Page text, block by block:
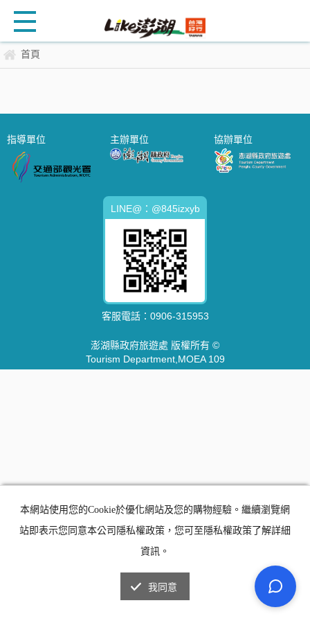
首頁
指導單位 主辦單位 協辦單位
LINE@：@845izxyb
客服電話： 0906-315953
澎湖縣政府旅遊處 版權所有 ©
Tourism Department,MOEA 109
本網站使用您的Cookie於優化網站及您的購物經驗。繼續瀏覽網
站即表示您同意本公司隱私權政策，您可至隱私權政策了解詳細
資訊。
我同意